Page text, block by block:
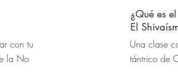
con tu
la No
¿Qué es
El
Una clase
tántrico de